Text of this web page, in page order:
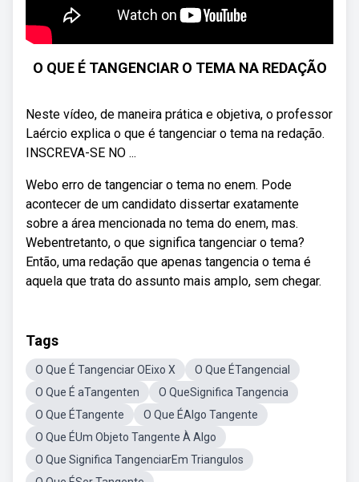
O QUE É TANGENCIAR O TEMA NA REDAÇÃO
Neste vídeo, de maneira prática e objetiva, o professor
Laércio explica o que é tangenciar o tema na redação.
INSCREVA-SE NO ...
Webo erro de tangenciar o tema no enem. Pode
acontecer de um candidato dissertar exatamente
sobre a área mencionada no tema do enem, mas.
Webentretanto, o que significa tangenciar o tema?
Então, uma redação que apenas tangencia o tema é
aquela que trata do assunto mais amplo, sem chegar.
Tags
O Que É Tangenciar OEixo X
O Que ÉTangencial
O Que É aTangenten
O QueSignifica Tangencia
O Que ÉTangente
O Que ÉAlgo Tangente
O Que ÉUm Objeto Tangente À Algo
O Que Significa TangenciarEm Triangulos